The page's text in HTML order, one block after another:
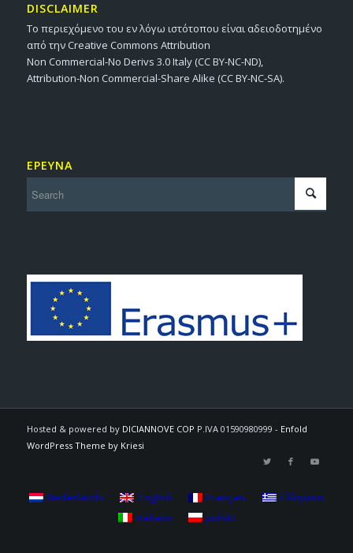
DISCLAIMER
Το περιεχόμενο του εν λόγω ιστότοπου είναι αδειοδοτημένο
από την Creative Commons Attribution
Non Commercial-No Derivs 3.0 Italy (CC BY-NC-ND),
Attribution-Non Commercial-Share Alike (CC BY-NC-SA).
ΕΡΕΥΝΑ
Hosted & powered by DICIANNOVE COP P.IVA 01590980999 - Enfold
WordPress Theme by Kriesi
Nederlands English Français
Ελληνικα
Italiano
polski